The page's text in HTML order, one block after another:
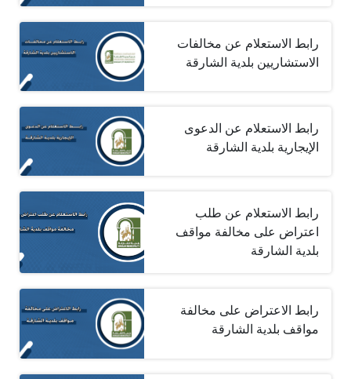
رابط الاستعلام عن مخالفات
الاستشاريين بلدية الشارقة‎ ‎
رابط الاستعلام عن الدعوى
الإيجارية بلدية الشارقة
رابط الاستعلام عن طلب
اعتراض على مخالفة مواقف
بلدية الشارقة
رابط الاعتراض على مخالفة
مواقف بلدية الشارقة